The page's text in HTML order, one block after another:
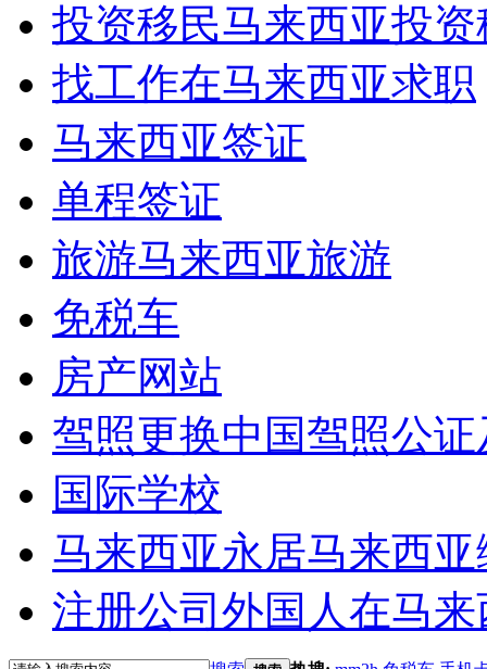
投资移民马来西亚投资
找工作在马来西亚求职
马来西亚签证
单程签证
旅游马来西亚旅游
免税车
房产网站
驾照更换中国驾照公
国际学校
马来西亚永居马来西
注册公司 外国人在马